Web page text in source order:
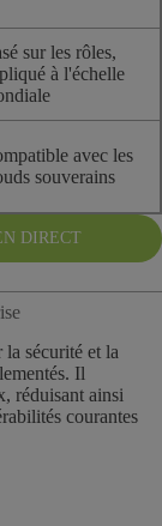
sur les rôles,
à l'échelle
avec les
souverains
DIRECT
sécurité et la
Il
réduisant ainsi
courantes